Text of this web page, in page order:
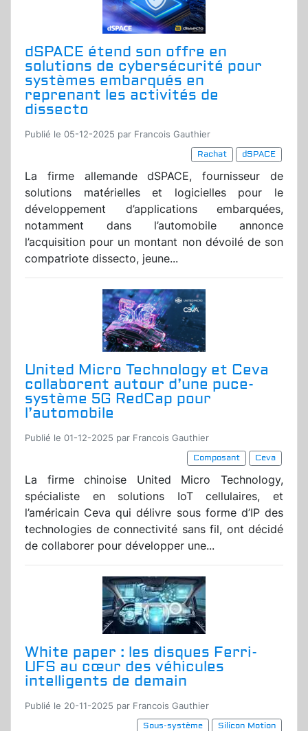
dSPACE étend son offre en
solutions de cybersécurité pour
systèmes embarqués en
reprenant les activités de
dissecto
Publié le 05-12-2025 par Francois Gauthier
Rachat
dSPACE
La firme allemande dSPACE, fournisseur de
solutions matérielles et logicielles pour le
développement d’applications embarquées,
notamment dans l’automobile annonce
l’acquisition pour un montant non dévoilé de son
compatriote dissecto, jeune...
United Micro Technology et Ceva
collaborent autour d’une puce-
système 5G RedCap pour
l’automobile
Publié le 01-12-2025 par Francois Gauthier
Composant
Ceva
La firme chinoise United Micro Technology,
spécialiste en solutions IoT cellulaires, et
l’américain Ceva qui délivre sous forme d’IP des
technologies de connectivité sans fil, ont décidé
de collaborer pour développer une...
White paper : les disques Ferri-
UFS au cœur des véhicules
intelligents de demain
Publié le 20-11-2025 par Francois Gauthier
Sous-système
Silicon Motion